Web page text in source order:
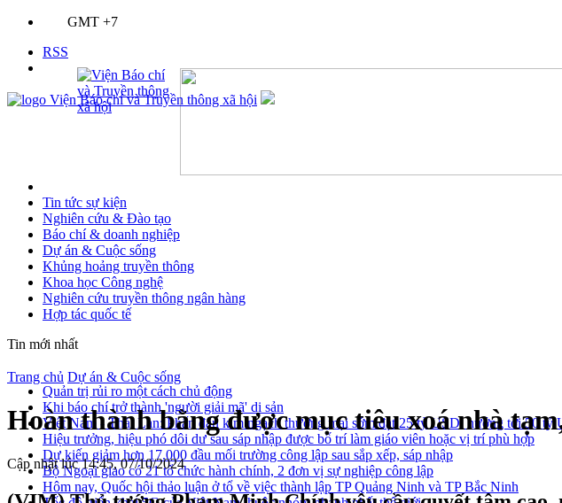
GMT +7
RSS
Tin tức sự kiện
Nghiên cứu & Đào tạo
Báo chí & doanh nghiệp
Dự án & Cuộc sống
Khủng hoảng truyền thông
Khoa học Công nghệ
Nghiên cứu truyền thông ngân hàng
Hợp tác quốc tế
Tin mới nhất
Quản trị rủi ro một cách chủ động
Khi báo chí trở thành 'người giải mã' di sản
Việt Nam - Thái Lan: Phấn đấu kim ngạch thương mại sớm đạt 25 tỷ USD, hướng tới 50 tỷ
Hiệu trưởng, hiệu phó dôi dư sau sáp nhập được bố trí làm giáo viên hoặc vị trí phù hợp
Dự kiến giảm hơn 17.000 đầu mối trường công lập sau sắp xếp, sáp nhập
Bộ Ngoại giao có 21 tổ chức hành chính, 2 đơn vị sự nghiệp công lập
Hôm nay, Quốc hội thảo luận ở tổ về việc thành lập TP Quảng Ninh và TP Bắc Ninh
Trang chủ Dự án & Cuộc sống
Hoàn thành bằng được mục tiêu xoá nhà
Cập nhật lúc 14:45, 07/10/2024